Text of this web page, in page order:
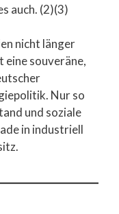
auch. (2)(3)
nicht länger
eine souveräne,
Nur so
und soziale
in industriell